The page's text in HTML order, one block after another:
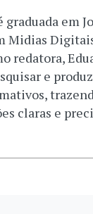
graduada em
Midias
redatora,
e
claras e